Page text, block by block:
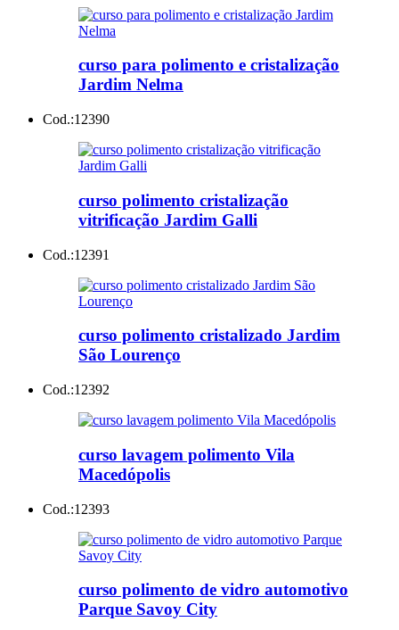
curso para polimento e cristalização
Jardim Nelma
Cod.:12390
curso polimento cristalização
vitrificação Jardim Galli
Cod.:12391
curso polimento cristalizado Jardim
São Lourenço
Cod.:12392
curso lavagem polimento Vila
Macedópolis
Cod.:12393
curso polimento de vidro automotivo
Parque Savoy City